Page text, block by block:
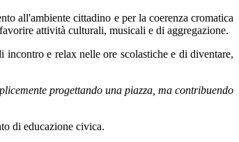
all'ambiente cittadino e per la coerenza cromatica
attività culturali, musicali e di aggregazione.
e relax nelle ore scolastiche e di diventare,
progettando una piazza, ma contribuendo
di educazione civica.